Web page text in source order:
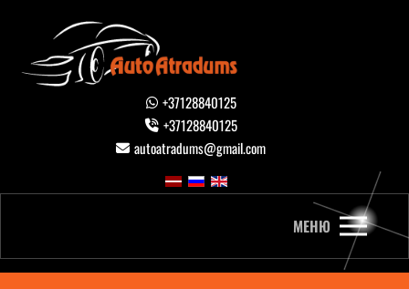
+37128840125
+37128840125
autoatradums@gmail.com
МЕНЮ